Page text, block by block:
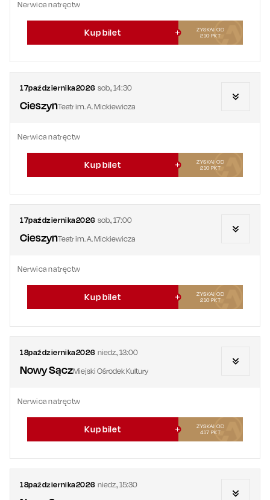
Nerwica natręctw
Kup bilet
ZYSKAJ OD
210 PKT
17października2026 sob.,14:30
CieszynTeatr im. A. Mickiewicza
Nerwica natręctw
Kup bilet
ZYSKAJ OD
210 PKT
17października2026 sob.,17:00
CieszynTeatr im. A. Mickiewicza
Nerwica natręctw
Kup bilet
ZYSKAJ OD
210 PKT
18października2026 niedz.,13:00
Nowy SączMiejski Ośrodek Kultury
Nerwica natręctw
Kup bilet
ZYSKAJ OD
417 PKT
18października2026 niedz.,15:30